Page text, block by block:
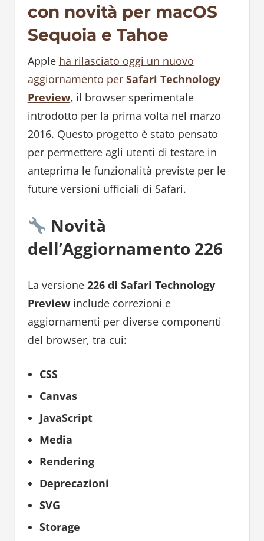
con novità per macOS
Sequoia e Tahoe
Apple ha rilasciato oggi un nuovo
aggiornamento per Safari Technology
Preview, il browser sperimentale
introdotto per la prima volta nel marzo
2016. Questo progetto è stato pensato
per permettere agli utenti di testare in
anteprima le funzionalità previste per le
future versioni ufficiali di Safari.
Novità
dell’Aggiornamento 226
La versione 226 di Safari Technology
Previewinclude correzioni e
aggiornamenti per diverse componenti
del browser, tra cui:
CSS
Canvas
JavaScript
Media
Rendering
Deprecazioni
SVG
Storage